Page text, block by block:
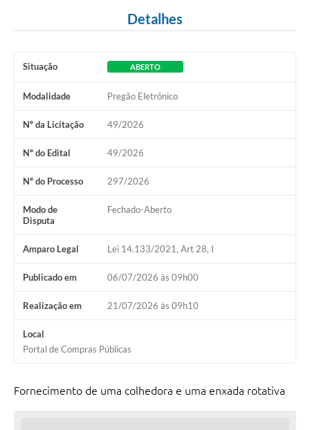
Detalhes
Situação ABERTO
Modalidade Pregão Eletrônico
Nº da Licitação 49/2026
Nº do Edital 49/2026
Nº do Processo 297/2026
Modo de
Disputa
Fechado-Aberto
Amparo Legal Lei 14.133/2021, Art 28, I
Publicado em 06/07/2026 às 09h00
Realização em 21/07/2026 às 09h10
Local
Portal de Compras Públicas
Fornecimento de uma colhedora e uma enxada rotativa